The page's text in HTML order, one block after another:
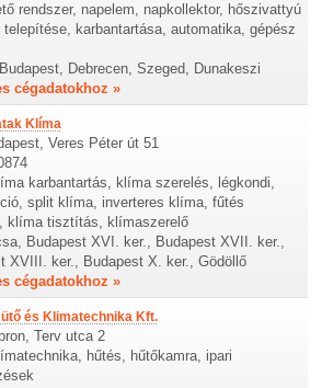
rendszer, napelem, napkollektor, hőszivattyú
telepítése, karbantartása, automatika, gépész
Debrecen, Szeged, Dunakeszi
cégadatokhoz »
Klíma
Veres Péter út 51
karbantartás, klíma szerelés, légkondi,
split klíma, inverteres klíma, fűtés
klíma tisztítás, klímaszerelő
Budapest XVI. ker., Budapest XVII. ker.,
XVIII. ker., Budapest X. ker., Gödöllő
cégadatokhoz »
és Klimatechnika Kft.
Terv utca 2
hűtés, hűtőkamra, ipari